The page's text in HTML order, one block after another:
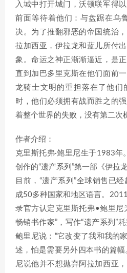
入城中打开城门，沃顿联军得
前面等待着他们：与盘踞在乌
决。为了推翻邪恶的帝国统治
拉加西亚，伊拉龙和蓝儿所付
象。命运之神正渐渐逼近，是
直到加巴多里克斯在他们面前
龙骑士文明的重担落在了他们
时，他们必须拥有战而胜之的
着整个世界的失败，没有第二次
作者介绍：
克里斯托弗·鲍里尼生于1983
创作的“遗产系列”第一部《伊拉
目前，“遗产系列”全球销售已
成50多种国家和地区语言。
录官方认定克里斯托弗•鲍里尼
畅销书作家”，写作“遗产系列”
鲍里尼说：“它改变了我和我的
述，怕是需要另外四本书的篇幅
尼说他并不想抛弃阿拉加西亚